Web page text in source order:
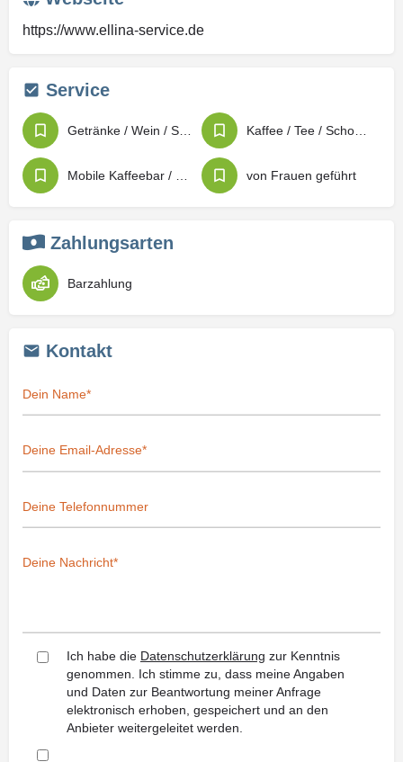
https://www.ellina-service.de
Service
von Frauen geführt
Zahlungsarten
Barzahlung
Kontakt
Ich habe die Datenschutzerklärung zur Kenntnis
genommen. Ich stimme zu, dass meine Angaben
und Daten zur Beantwortung meiner Anfrage
elektronisch erhoben, gespeichert und an den
Anbieter weitergeleitet werden.